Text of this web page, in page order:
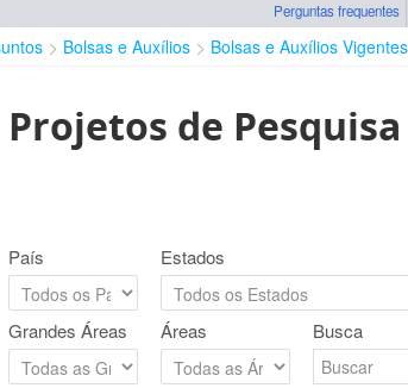
Perguntas frequentes
Bolsas e Auxílios Bolsas e Auxílios Vigentes
Projetos de Pesquisa
País Estados
Grandes Áreas Áreas Busca